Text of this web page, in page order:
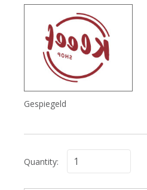
Gespiegeld
Quantity: